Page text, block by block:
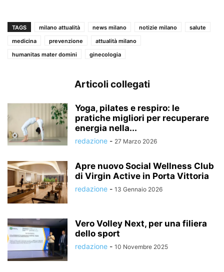
TAGS milano attualità news milano notizie milano
salute
medicina
prevenzione
attualità milano
humanitas mater domini
ginecologia
Articoli collegati
Yoga, pilates e respiro: le
pratiche migliori per recuperare
energia nella...
redazione - 27 Marzo 2026
Apre nuovo Social Wellness Club
di Virgin Active in Porta Vittoria
redazione - 13 Gennaio 2026
Vero Volley Next, per una filiera
dello sport
redazione - 10 Novembre 2025